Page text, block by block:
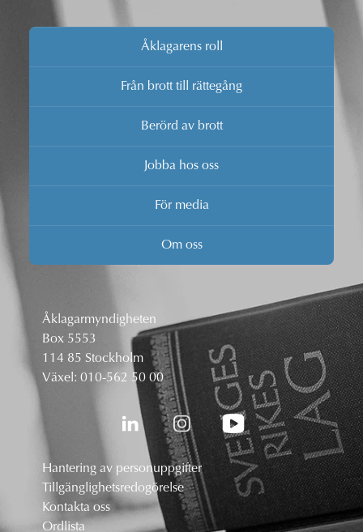
Åklagarens roll
Från brott till rättegång
Berörd av brott
Jobba hos oss
För media
Om oss
Åklagarmyndigheten
Box 5553
114 85 Stockholm
Växel: 010-562 50 00
Hantering av personuppgifter
Tillgänglighetsredogörelse
Kontakta oss
Ordlista